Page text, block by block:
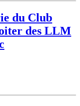
du Club
des LLM